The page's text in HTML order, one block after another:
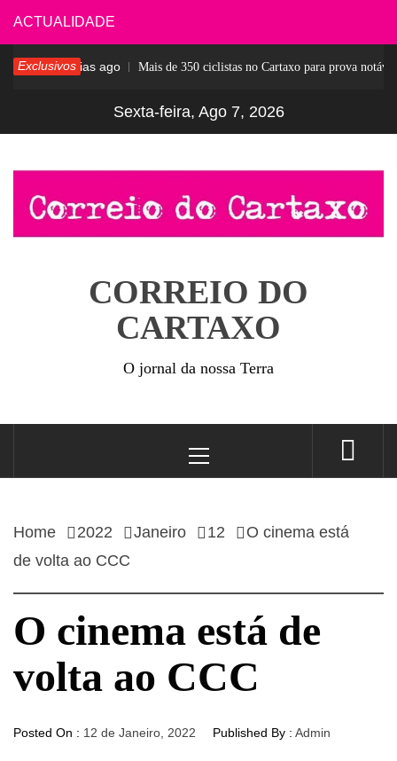
Skip
to
content
ACTUALIDADE
Exclusivos5 dias ago Mais de 350 ciclistas no Cartaxo para prova notável
Sexta-feira, Ago 7, 2026
CORREIO DO
CARTAXO
O jornal da nossa Terra
Menu
Home 2022 Janeiro 12
O cinema está
de volta ao CCC
O cinema está de
volta ao CCC
Posted On : 12 de Janeiro, 2022 Published By : Admin